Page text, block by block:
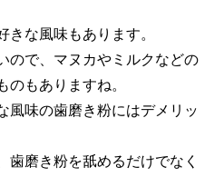
きな風味もあります。
ので、マヌカやミルクなどの
のもありますね。
風味の歯磨き粉にはデメリッ
歯磨き粉を舐めるだけでなく